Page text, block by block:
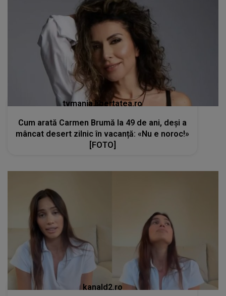
tvmania.libertatea.ro
Cum arată Carmen Brumă la 49 de ani, deși a
mâncat desert zilnic în vacanță: «Nu e noroc!»
[FOTO]
kanald2.ro